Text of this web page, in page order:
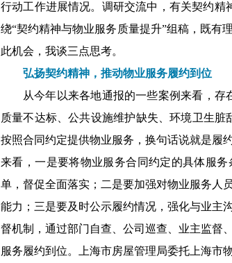
行动工作进展情况。调研交流中，有关契约精
绕“契约精神与物业服务质量提升”组稿，既有
此机会，我谈三点思考。
弘扬契约精神，推动物业服务履约到位
从今年以来各地通报的一些案例来看，
质量不达标、公共设施维护缺失、环境卫生
按照合同约定提供物业服务，换句话说就是履
来看，一是要将物业服务合同约定的具体服
单，督促全面落实；二是要加强对物业服务人
能力；三是要及时公示履约情况，强化与业主
督机制，通过部门自查、公司巡查、业主监督
服务履约到位。上海市房屋管理局委托上海市